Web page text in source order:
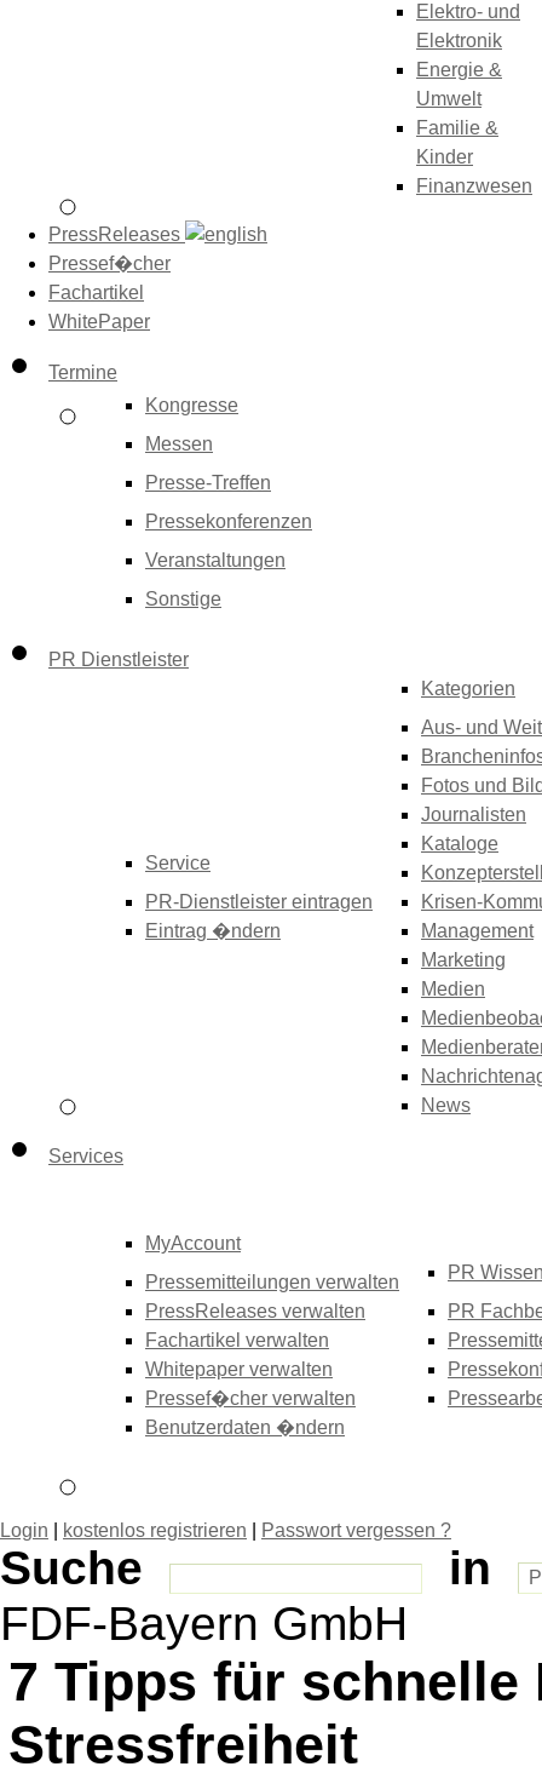
Elektro- und
Elektronik
Energie &
Umwelt
Familie &
Kinder
Finanzwesen
PressReleases
Pressef�cher
Fachartikel
WhitePaper
Termine
Kongresse
Messen
Presse-Treffen
Pressekonferenzen
Veranstaltungen
Sonstige
PR Dienstleister
Service
PR-Dienstleister eintragen
Eintrag �ndern
Kategorien
Aus- und
Fotos und
Journalisten
Kataloge
Krisen-
Management
Marketing
Medien
News
Services
MyAccount
Pressemitteilungen verwalten
PressReleases verwalten
Fachartikel verwalten
Whitepaper verwalten
Pressef�cher verwalten
Benutzerdaten �ndern
PR
PR
Login kostenlos registrieren Passwort vergessen ?
Suche
in
FDF-Bayern GmbH
7 Tipps für schnelle
Stressfreiheit